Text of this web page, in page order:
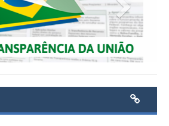
Next